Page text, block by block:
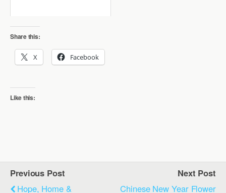
Share this:
X Facebook
Like this:
Previous Post
Hope, Home &
Next Post
Chinese New Year Flower